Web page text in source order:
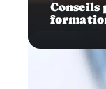
Conseils